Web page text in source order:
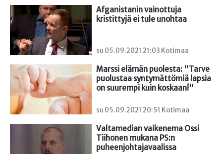
Afganistanin vainottuja
kristittyjä ei tule unohtaa
su 05.09.2021 21:03 Kotimaa
Marssi elämän puolesta: "Tarve
puolustaa syntymättömiä lapsia
on suurempi kuin koskaan!"
su 05.09.2021 20:51 Kotimaa
Valtamedian vaikenema Ossi
Tiihonen mukana PS:n
puheenjohtajavaalissa